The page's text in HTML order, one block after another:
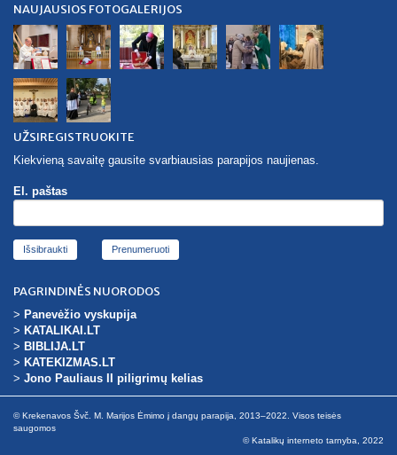
NAUJAUSIOS FOTOGALERIJOS
UŽSIREGISTRUOKITE
Kiekvieną savaitę gausite svarbiausias parapijos naujienas.
El. paštas
Išsibraukti
PAGRINDINĖS NUORODOS
> Panevėžio vyskupija
> KATALIKAI.LT
> BIBLIJA.LT
> KATEKIZMAS.LT
> Jono Pauliaus II piligrimų kelias
© Krekenavos Švč. M. Marijos Ėmimo į dangų parapija, 2013–2022. Visos teisės
saugomos
© Katalikų interneto tarnyba, 2022